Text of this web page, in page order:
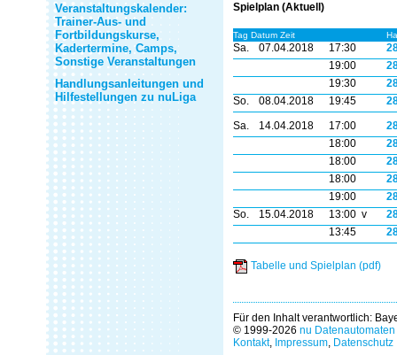
Veranstaltungskalender:
Trainer-Aus- und
Fortbildungskurse,
Kadertermine, Camps,
Sonstige Veranstaltungen
Handlungsanleitungen und
Hilfestellungen zu nuLiga
Spielplan (Aktuell)
Tag Datum Zeit
Sa. 07.04.2018 17:30
19:00
19:30
So.
08.04.2018 19:45
Sa.
14.04.2018 17:00
18:00
18:00
18:00
19:00
So.
15.04.2018 13:00 v
13:45
Tabelle und Spielplan (pdf)
Für den Inhalt verantwortlich:
© 1999-2026 nu
Kontakt, Impressum, Datenschutz